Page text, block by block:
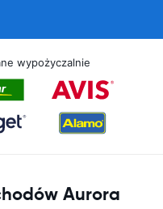
wypożyczalnie
Aurora